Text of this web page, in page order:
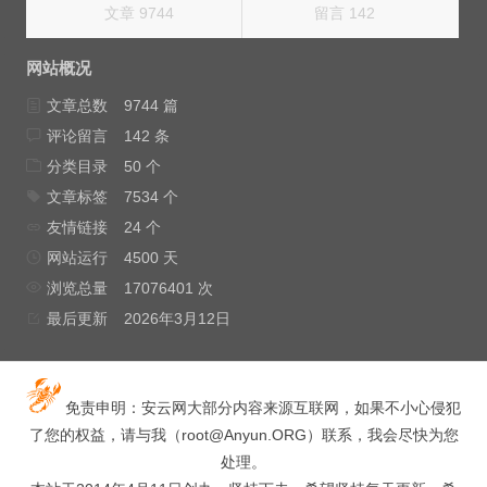
文章 9744 留言 142
网站概况
文章总数
9744 篇
评论留言
142 条
分类目录
50 个
文章标签
7534 个
友情链接
24 个
网站运行
4500 天
浏览总量
17076401 次
最后更新
2026年3月12日
免责申明：安云网大部分内容来源互联网，如果不小心侵犯
了您的权益，请与我（root@Anyun.ORG）联系，我会尽快为您
处理。